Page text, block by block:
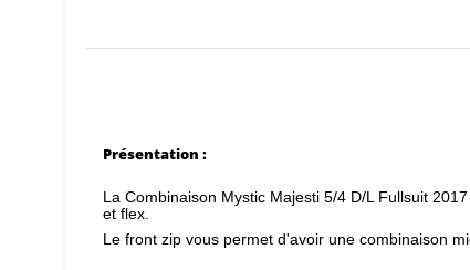
Présentation :
La Combinaison Mystic Majesti 5/4 D/L Fullsuit
et flex.
Le front zip vous permet d'avoir une combinaison